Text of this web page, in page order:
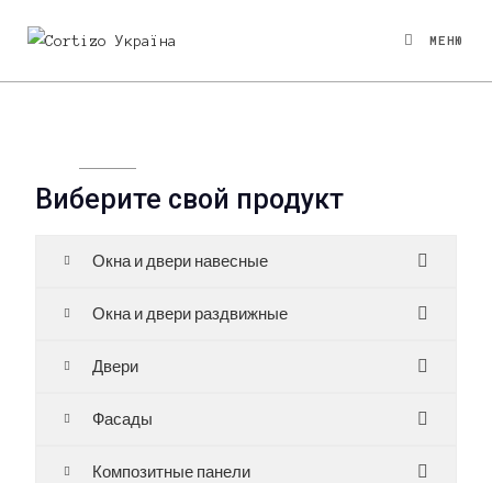
МЕНЮ
Виберите свой продукт
Окна и двери навесные
Окна и двери раздвижные
Двери
Фасады
Композитные панели